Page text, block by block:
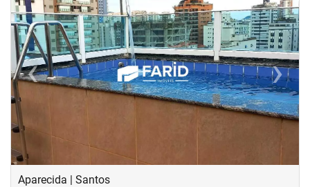
‹Previous ›Next
Aparecida | Santos